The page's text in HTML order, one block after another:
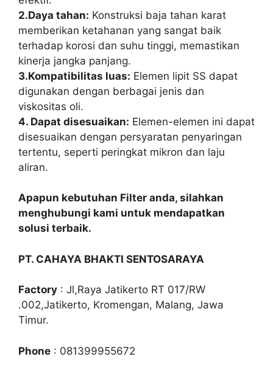
2.Daya tahan: Konstruksi baja tahan karat
memberikan ketahanan yang sangat baik
terhadap korosi dan suhu tinggi, memastikan
kinerja jangka panjang.
3.Kompatibilitas luas: Elemen lipit SS dapat
digunakan dengan berbagai jenis dan
viskositas oli.
4. Dapat disesuaikan: Elemen-elemen ini dapat
disesuaikan dengan persyaratan penyaringan
tertentu, seperti peringkat mikron dan laju
aliran.
Apapun kebutuhan Filter anda, silahkan
menghubungi kami untuk mendapatkan
solusi terbaik.
PT. CAHAYA BHAKTI SENTOSARAYA
Factory : Jl,Raya Jatikerto RT 017/RW
.002,Jatikerto, Kromengan, Malang, Jawa
Timur.
Phone : 081399955672